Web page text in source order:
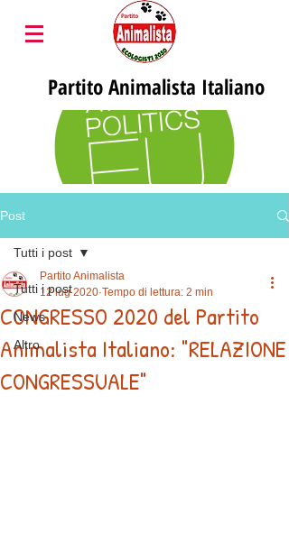
PartitoAnimalista Italiano
Post
Tutti i post
News
Altro
Tutti i post
CONGRESSO 2020 del Partito
Animalista Italiano: "RELAZIONE
CONGRESSUALE"
Partito Animalista
12 lug 2020 Tempo di lettura: 2 min